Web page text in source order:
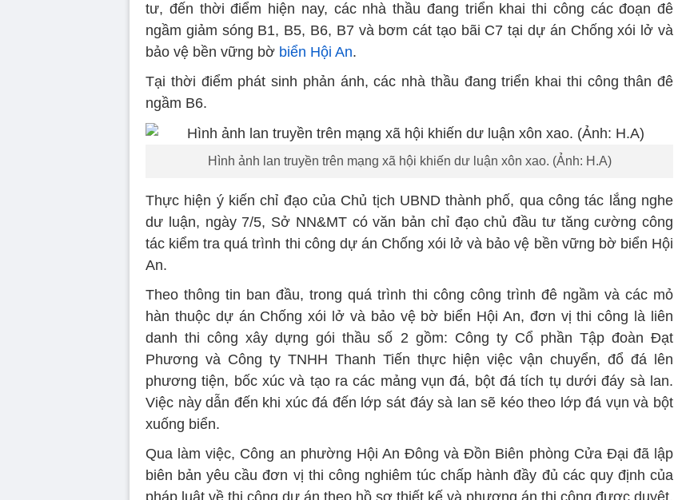
tư, đến thời điểm hiện nay, các nhà thầu đang triển khai thi công các đoạn đê
ngầm giảm sóng B1, B5, B6, B7 và bơm cát tạo bãi C7 tại dự án Chống xói lở và
bảo vệ bền vững bờ biển Hội An.
Tại thời điểm phát sinh phản ánh, các nhà thầu đang triển khai thi công thân đê
ngầm B6.
Hình ảnh lan truyền trên mạng xã hội khiến dư luận xôn xao. (Ảnh: H.A)
Thực hiện ý kiến chỉ đạo của Chủ tịch UBND thành phố, qua công tác lắng nghe
dư luận, ngày 7/5, Sở NN&MT có văn bản chỉ đạo chủ đầu tư tăng cường công
tác kiểm tra quá trình thi công dự án Chống xói lở và bảo vệ bền vững bờ biển Hội
An.
Theo thông tin ban đầu, trong quá trình thi công công trình đê ngầm và các mỏ
hàn thuộc dự án Chống xói lở và bảo vệ bờ biển Hội An, đơn vị thi công là liên
danh thi công xây dựng gói thầu số 2 gồm: Công ty Cổ phần Tập đoàn Đạt
Phương và Công ty TNHH Thanh Tiến thực hiện việc vận chuyển, đổ đá lên
phương tiện, bốc xúc và tạo ra các mảng vụn đá, bột đá tích tụ dưới đáy sà lan.
Việc này dẫn đến khi xúc đá đến lớp sát đáy sà lan sẽ kéo theo lớp đá vụn và bột
xuống biển.
Qua làm việc, Công an phường Hội An Đông và Đồn Biên phòng Cửa Đại đã lập
biên bản yêu cầu đơn vị thi công nghiêm túc chấp hành đầy đủ các quy định của
pháp luật về thi công dự án theo hồ sơ thiết kế và phương án thi công được duyệt,